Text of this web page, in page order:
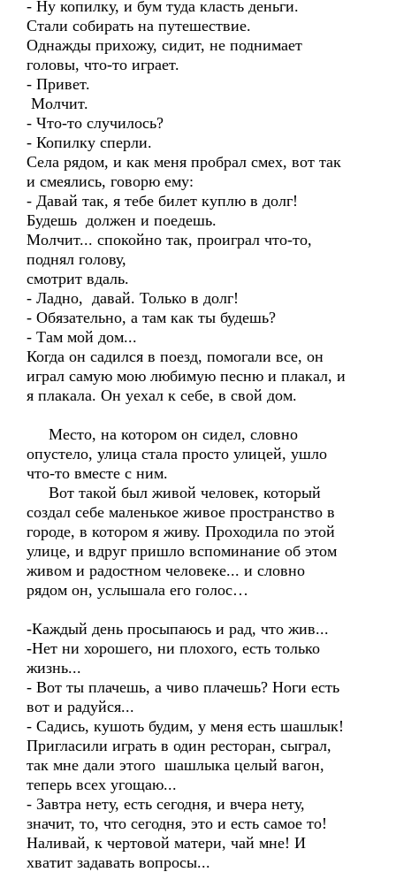
- Ну копилку, и бум туда класть деньги.
Стали собирать на путешествие.
Однажды прихожу, сидит, не поднимает
головы, что-то играет.
- Привет.
Молчит.
- Что-то случилось?
- Копилку сперли.
Села рядом, и как меня пробрал смех, вот так
и смеялись, говорю ему:
- Давай так, я тебе билет куплю в долг!
Будешь должен и поедешь.
Молчит... спокойно так, проиграл что-то,
поднял голову,
смотрит вдаль.
- Ладно, давай. Только в долг!
- Обязательно, а там как ты будешь?
- Там мой дом...
Когда он садился в поезд, помогали все, он
играл самую мою любимую песню и плакал, и
я плакала. Он уехал к себе, в свой дом.
Место, на котором он сидел, словно
опустело, улица стала просто улицей, ушло
что-то вместе с ним.
Вот такой был живой человек, который
создал себе маленькое живое пространство в
городе, в котором я живу. Проходила по этой
улице, и вдруг пришло вспоминание об этом
живом и радостном человеке... и словно
рядом он, услышала его голос…
-Каждый день просыпаюсь и рад, что жив...
-Нет ни хорошего, ни плохого, есть только
жизнь...
- Вот ты плачешь, а чиво плачешь? Ноги есть
вот и радуйся...
- Садись, кушоть будим, у меня есть шашлык!
Пригласили играть в один ресторан, сыграл,
так мне дали этого шашлыка целый вагон,
теперь всех угощаю...
- Завтра нету, есть сегодня, и вчера нету,
значит, то, что сегодня, это и есть самое то!
Наливай, к чертовой матери, чай мне! И
хватит задавать вопросы...